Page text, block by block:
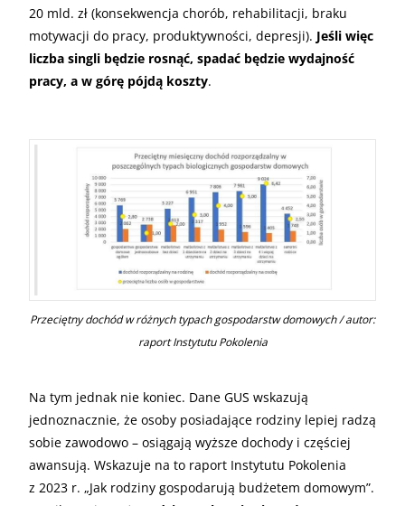
20 mld. zł (konsekwencja chorób, rehabilitacji, braku
motywacji do pracy, produktywności, depresji). Jeśli więc
liczba singli będzie rosnąć, spadać będzie wydajność
pracy, a w górę pójdą koszty.
Przeciętny dochód w różnych typach gospodarstw domowych / autor:
raport Instytutu Pokolenia
Na tym jednak nie koniec. Dane GUS wskazują
jednoznacznie, że osoby posiadające rodziny lepiej radzą
sobie zawodowo – osiągają wyższe dochody i częściej
awansują. Wskazuje na to raport Instytutu Pokolenia
z 2023 r. „Jak rodziny gospodarują budżetem domowym”.